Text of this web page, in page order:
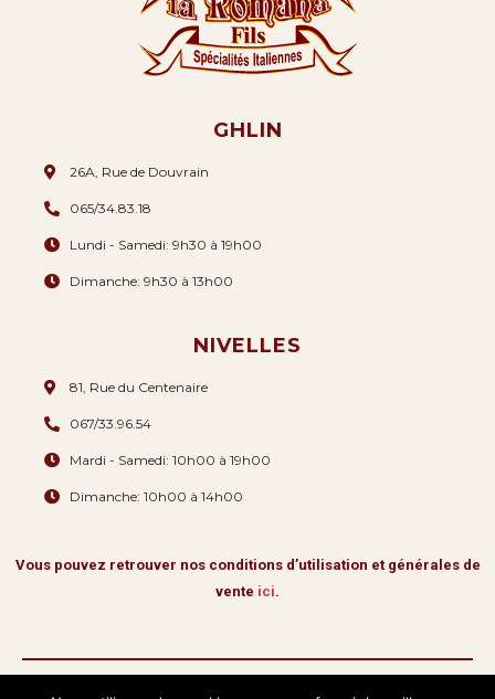
GHLIN
26A, Rue de Douvrain
065/34.83.18
Lundi - Samedi: 9h30 à 19h00
Dimanche: 9h30 à 13h00
NIVELLES
81, Rue du Centenaire
067/33.96.54
Mardi - Samedi: 10h00 à 19h00
Dimanche: 10h00 à 14h00
Vous pouvez retrouver nos conditions d’utilisation et générales de
vente ici.